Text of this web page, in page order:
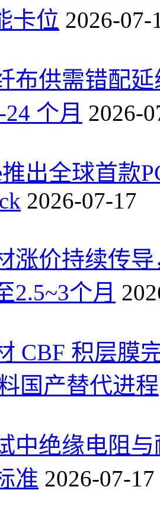
卡位 2026-07-
布供需错配
个月 2026-
推出全球首款
2026-07-17
涨价持续传
2.5~3个月
CBF 积层膜
国产替代进程
中绝缘电阻
准 2026-07-17